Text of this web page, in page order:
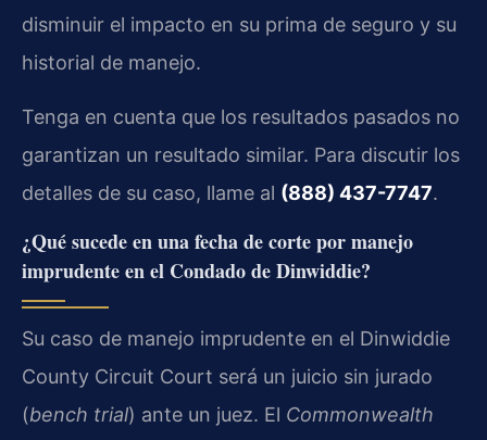
disminuir el impacto en su prima de seguro y su
historial de manejo.
Tenga en cuenta que los resultados pasados no
garantizan un resultado similar. Para discutir los
detalles de su caso, llame al (888) 437-7747.
¿Qué sucede en una fecha de corte por manejo
imprudente en el Condado de Dinwiddie?
Su caso de manejo imprudente en el Dinwiddie
County Circuit Court será un juicio sin jurado
(bench trial) ante un juez. El Commonwealth